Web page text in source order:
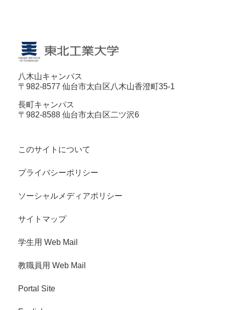
八木山キャンパス
〒982-8577 仙台市太白区八木山香澄町35-1
長町キャンパス
〒982-8588 仙台市太白区二ツ沢6
このサイトについて
プライバシーポリシー
ソーシャルメディアポリシー
サイトマップ
学生用 Web Mail
教職員用 Web Mail
Portal Site